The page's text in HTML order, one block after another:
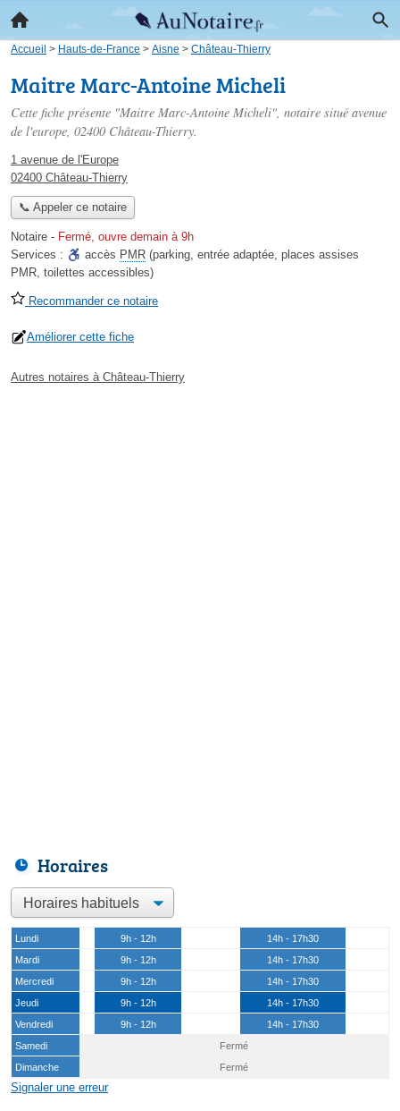
Accueil > Hauts-de-France > Aisne > Château-Thierry
Maitre Marc-Antoine Micheli
Cette fiche présente "Maitre Marc-Antoine Micheli", notaire situé avenue
de l'europe, 02400 Château-Thierry.
1 avenue de l'Europe
02400 Château-Thierry
📞 Appeler ce notaire
Notaire - Fermé, ouvre demain à 9h
Services :
accès PMR (parking, entrée adaptée, places assises
PMR, toilettes accessibles)
Recommander ce notaire
Améliorer cette fiche
Autres notaires à Château-Thierry
Horaires
Lundi 9h - 12h
14h - 17h30
Mardi
9h - 12h
14h - 17h30
Mercredi
9h - 12h
14h - 17h30
Jeudi
9h - 12h
14h - 17h30
Vendredi
9h - 12h
14h - 17h30
Samedi
Fermé
Dimanche
Fermé
Signaler une erreur